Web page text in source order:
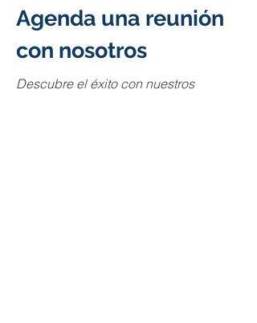
Agenda una reunión
con nosotros
Descubre el éxito con nuestros